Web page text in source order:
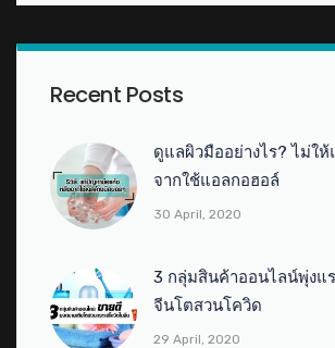
Recent Posts
ดูแลผิวมืออย่างไร? ไม่ใ
จากใช้แอลกอฮอล์
30 April, 2020
3 กลุ่มสินค้าออนไลน์พุ่งแ
จีนโตสวนโควิด
29 April, 2020